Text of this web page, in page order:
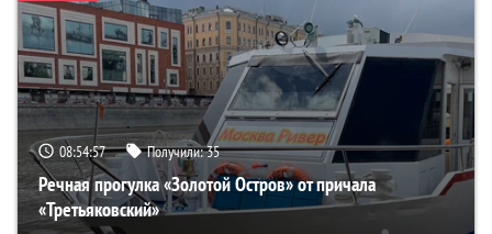
08:54:55 Получили:35
Речная прогулка «Золотой Остров» от причала
«Третьяковский»